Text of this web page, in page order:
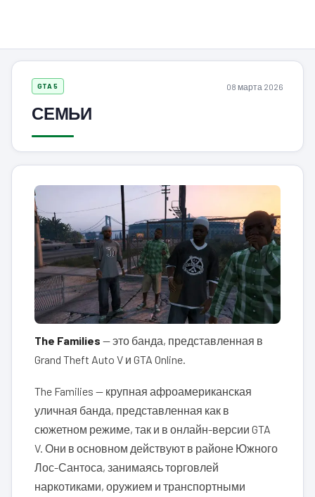
GTA 5 08 марта 2026
СЕМЬИ
The Families — это банда, представленная в
Grand Theft Auto V и GTA Online.
The Families — крупная афроамериканская
уличная банда, представленная как в
сюжетном режиме, так и в онлайн-версии GTA
V. Они в основном действуют в районе Южного
Лос-Сантоса, занимаясь торговлей
наркотиками, оружием и транспортными